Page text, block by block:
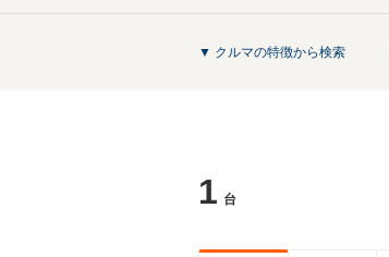
▼ クルマの特徴から検索
1 台